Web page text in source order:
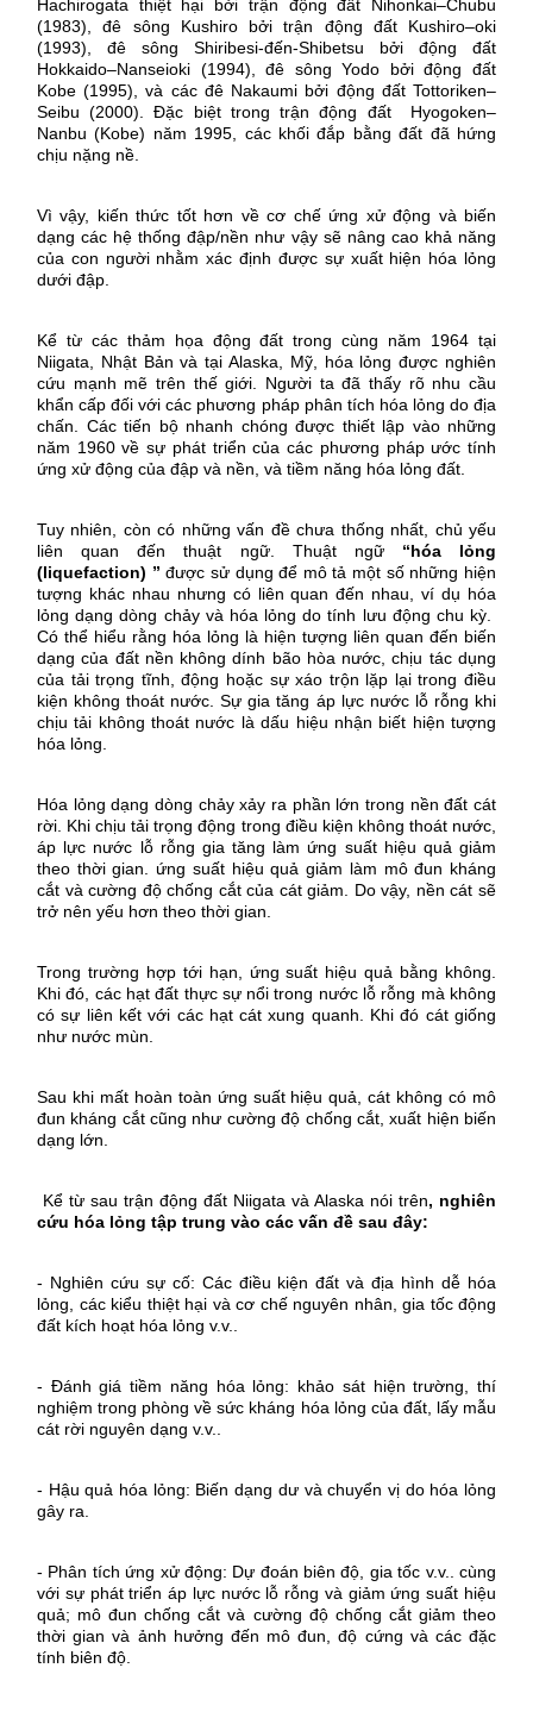
Hachirogata thiệt hại bởi trận động đất Nihonkai–Chubu
(1983), đê sông Kushiro bởi trận động đất Kushiro–oki
(1993), đê sông Shiribesi-đến-Shibetsu bởi động đất
Hokkaido–Nanseioki (1994), đê sông Yodo bởi động đất
Kobe (1995), và các đê Nakaumi bởi động đất Tottoriken–
Seibu (2000). Đặc biệt trong trận động đất
Hyogoken–
Nanbu (Kobe) năm 1995, các khối đắp bằng đất đã hứng
chịu nặng nề.
Vì vậy, kiến thức tốt hơn về cơ chế ứng xử động và biến
dạng các hệ thống đập/nền như vậy sẽ nâng cao khả năng
của con người nhằm xác định được sự xuất hiện hóa lỏng
dưới đập.
Kể từ các thảm họa động đất trong cùng năm 1964 tại
Niigata, Nhật Bản và tại Alaska, Mỹ, hóa lỏng được nghiên
cứu mạnh mẽ trên thế giới. Người ta đã thấy rõ nhu cầu
khẩn cấp đối với các phương pháp phân tích hóa lỏng do địa
chấn. Các tiến bộ nhanh chóng được thiết lập vào những
năm 1960 về sự phát triển của các phương pháp ước tính
ứng xử động của đập và nền, và tiềm năng hóa lỏng đất.
Tuy nhiên, còn có những vấn đề chưa thống nhất, chủ yếu
liên quan đến thuật ngữ. Thuật ngữ “hóa lỏng
(liquefaction) ” được sử dụng để mô tả một số những hiện
tượng khác nhau nhưng có liên quan đến nhau, ví dụ hóa
lỏng dạng dòng chảy và hóa lỏng do tính lưu động chu kỳ.
Có thể hiểu rằng hóa lỏng là hiện tượng liên quan đến biến
dạng của đất nền không dính bão hòa nước, chịu tác dụng
của tải trọng tĩnh, động hoặc sự xáo trộn lặp lại trong điều
kiện không thoát nước. Sự gia tăng áp lực nước lỗ rỗng khi
chịu tải không thoát nước là dấu hiệu nhận biết hiện tượng
hóa lỏng.
Hóa lỏng dạng dòng chảy xảy ra phần lớn trong nền đất cát
rời. Khi chịu tải trọng động trong điều kiện không thoát nước,
áp lực nước lỗ rỗng gia tăng làm ứng suất hiệu quả giảm
theo thời gian. ứng suất hiệu quả giảm làm mô đun kháng
cắt và cường độ chống cắt của cát giảm. Do vậy, nền cát sẽ
trở nên yếu hơn theo thời gian.
Trong trường hợp tới hạn, ứng suất hiệu quả bằng không.
Khi đó, các hạt đất thực sự nổi trong nước lỗ rỗng mà không
có sự liên kết với các hạt cát xung quanh. Khi đó cát giống
như nước mùn.
Sau khi mất hoàn toàn ứng suất hiệu quả, cát không có mô
đun kháng cắt cũng như cường độ chống cắt, xuất hiện biến
dạng lớn.
Kể từ sau trận động đất Niigata và Alaska nói trên, nghiên
cứu hóa lỏng tập trung vào các vấn đề sau đây:
- Nghiên cứu sự cố: Các điều kiện đất và địa hình dễ hóa
lỏng, các kiểu thiệt hại và cơ chế nguyên nhân, gia tốc động
đất kích hoạt hóa lỏng v.v..
- Đánh giá tiềm năng hóa lỏng: khảo sát hiện trường, thí
nghiệm trong phòng về sức kháng hóa lỏng của đất, lấy mẫu
cát rời nguyên dạng v.v..
- Hậu quả hóa lỏng: Biến dạng dư và chuyển vị do hóa lỏng
gây ra.
- Phân tích ứng xử động: Dự đoán biên độ, gia tốc v.v.. cùng
với sự phát triển áp lực nước lỗ rỗng và giảm ứng suất hiệu
quả; mô đun chống cắt và cường độ chống cắt giảm theo
thời gian và ảnh hưởng đến mô đun, độ cứng và các đặc
tính biên độ.